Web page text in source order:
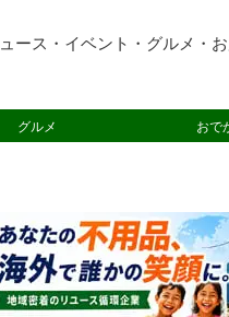
ース・イベント・グルメ・
グルメ おで